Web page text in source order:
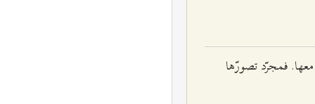
معها. فمجرّد تصورّها